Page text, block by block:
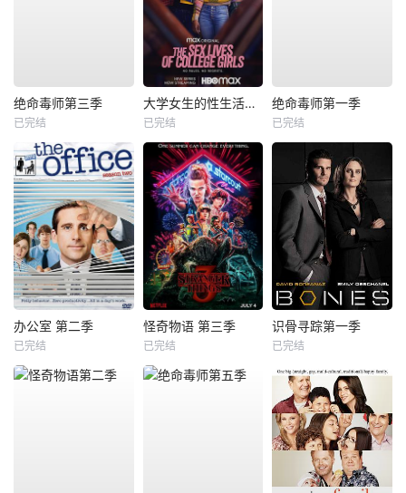
绝命毒师第三季
已完结
大学女生的性生活第一季
已完结
绝命毒师第一季
已完结
办公室 第二季
已完结
怪奇物语 第三季
已完结
识骨寻踪第一季
已完结